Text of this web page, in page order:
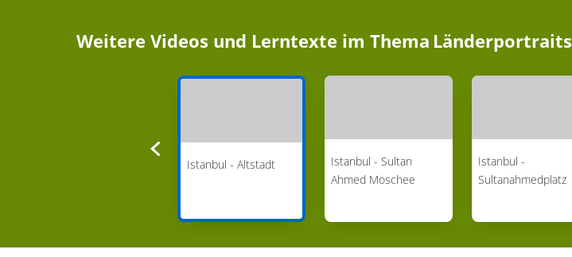
Weitere Videos und Lerntexte im Thema Länderportraits
Istanbul - Altstadt
Istanbul - Sultan
Ahmed Moschee
Istanbul -
Sultanahmedplatz